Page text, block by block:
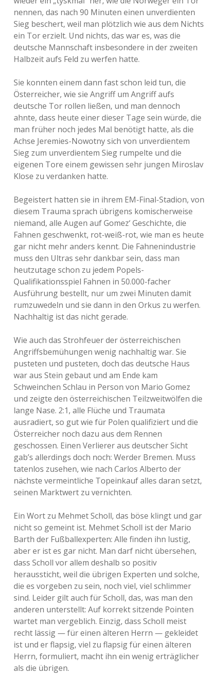
nennen, das nach 90 Minuten einen unverdienten
Sieg beschert, weil man plötzlich wie aus dem Nichts
ein Tor erzielt. Und nichts, das war es, was die
deutsche Mannschaft insbesondere in der zweiten
Halbzeit aufs Feld zu werfen hatte.
Sie konnten einem dann fast schon leid tun, die
Österreicher, wie sie Angriff um Angriff aufs
deutsche Tor rollen ließen, und man dennoch
ahnte, dass heute einer dieser Tage sein würde, die
man früher noch jedes Mal benötigt hatte, als die
Achse Jeremies-Nowotny sich von unverdientem
Sieg zum unverdientem Sieg rumpelte und die
eigenen Tore einem gewissen sehr jungen Miroslav
Klose zu verdanken hatte.
Begeistert hatten sie in ihrem EM-Final-Stadion, von
diesem Trauma sprach übrigens komischerweise
niemand, alle Augen auf Gomez‘ Geschichte, die
Fahnen geschwenkt, rot-weiß-rot, wie man es heute
gar nicht mehr anders kennt. Die Fahnenindustrie
muss den Ultras sehr dankbar sein, dass man
heutzutage schon zu jedem Popels-
Qualifikationsspiel Fahnen in 50.000-facher
Ausführung bestellt, nur um zwei Minuten damit
rumzuwedeln und sie dann in den Orkus zu werfen.
Nachhaltig ist das nicht gerade.
Wie auch das Strohfeuer der österreichischen
Angriffsbemühungen wenig nachhaltig war. Sie
pusteten und pusteten, doch das deutsche Haus
war aus Stein gebaut und am Ende kam
Schweinchen Schlau in Person von Mario Gomez
und zeigte den österreichischen Teilzweitwölfen die
lange Nase. 2:1, alle Flüche und Traumata
ausradiert, so gut wie für Polen qualifiziert und die
Österreicher noch dazu aus dem Rennen
geschossen. Einen Verlierer aus deutscher Sicht
gab’s allerdings doch noch: Werder Bremen. Muss
tatenlos zusehen, wie nach Carlos Alberto der
nächste vermeintliche Topeinkauf alles daran setzt,
seinen Marktwert zu vernichten.
Ein Wort zu Mehmet Scholl, das böse klingt und gar
nicht so gemeint ist. Mehmet Scholl ist der Mario
Barth der Fußballexperten: Alle finden ihn lustig,
aber er ist es gar nicht. Man darf nicht übersehen,
dass Scholl vor allem deshalb so positiv
heraussticht, weil die übrigen Experten und solche,
die es vorgeben zu sein, noch viel, viel schlimmer
sind. Leider gilt auch für Scholl, das, was man den
anderen unterstellt: Auf korrekt sitzende Pointen
wartet man vergeblich. Einzig, dass Scholl meist
recht lässig — für einen älteren Herrn — gekleidet
ist und er flapsig, viel zu flapsig für einen älteren
Herrn, formuliert, macht ihn ein wenig erträglicher
als die übrigen.